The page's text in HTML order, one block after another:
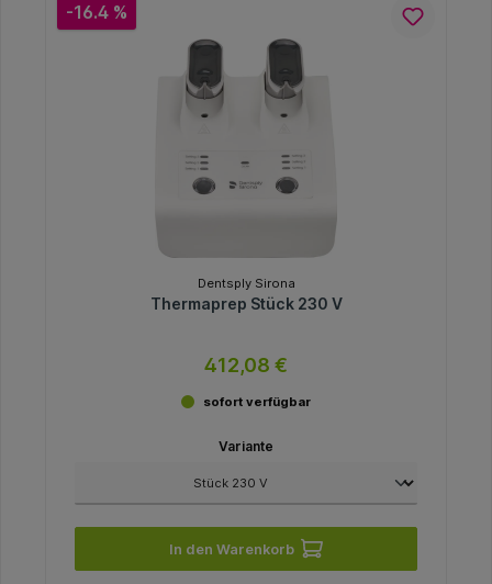
-16.4 %
Dentsply Sirona
Thermaprep Stück 230 V
412,08 €
sofort verfügbar
Variante
In den Warenkorb